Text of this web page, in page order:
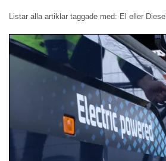
Listar alla artiklar taggade med: El eller Diesel